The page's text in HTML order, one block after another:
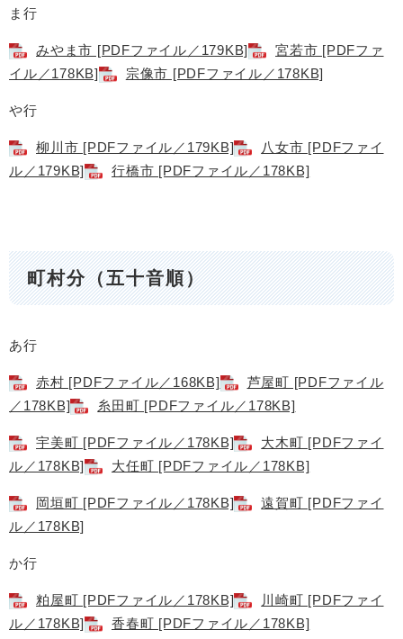
ま行
みやま市 [PDFファイル／179KB]
宮若市 [PDFファ
イル／178KB]
宗像市 [PDFファイル／178KB]
や行
柳川市 [PDFファイル／179KB]
八女市 [PDFファイ
ル／179KB]
行橋市 [PDFファイル／178KB]
町村分（五十音順）
あ行
赤村 [PDFファイル／168KB]
芦屋町 [PDFファイル
／178KB]
糸田町 [PDFファイル／178KB]
宇美町 [PDFファイル／178KB]
大木町 [PDFファイ
ル／178KB]
大任町 [PDFファイル／178KB]
岡垣町 [PDFファイル／178KB]
遠賀町 [PDFファイ
ル／178KB]
か行
粕屋町 [PDFファイル／178KB]
川崎町 [PDFファイ
ル／178KB]
香春町 [PDFファイル／178KB]